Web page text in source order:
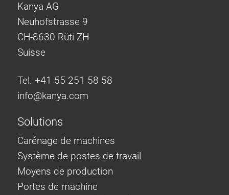
Kanya AG
Neuhofstrasse 9
CH-8630 Rüti ZH
Suisse
Tel. +41 55 251 58 58
info@kanya.com
Solutions
Carénage de machines
Système de postes de travail
Moyens de production
Portes de machine